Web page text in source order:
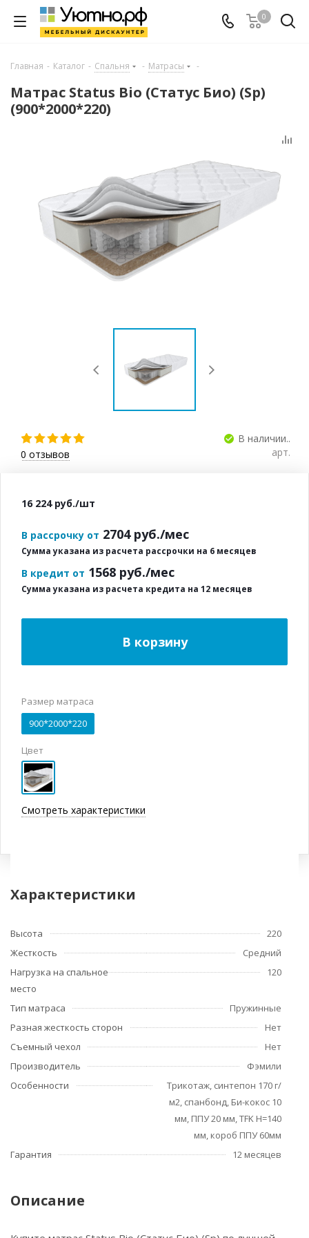
0
Главная - Каталог - Спальня - Матрасы -
Матрас Status Bio (Статус Био) (Sp)
(900*2000*220)
0 отзывов
В наличии..
арт.
16 224руб./шт
В рассрочку от 2704 руб./мес
Сумма указана из расчета рассрочки на 6 месяцев
В кредит от 1568 руб./мес
Сумма указана из расчета кредита на 12 месяцев
Размер матраса
900*2000*220
Цвет
Смотреть характеристики
В корзину
Характеристики
Высота
220
Жесткость
Средний
Нагрузка на спальное
место
120
Тип матраса
Пружинные
Разная жесткость сторон
Нет
Съемный чехол
Нет
Производитель
Фэмили
Особенности
Трикотаж, синтепон 170 г/
м2, спанбонд, Би-кокос 10
мм, ППУ 20 мм, TFK Н=140
мм, короб ППУ 60мм
Гарантия
12 месяцев
Описание